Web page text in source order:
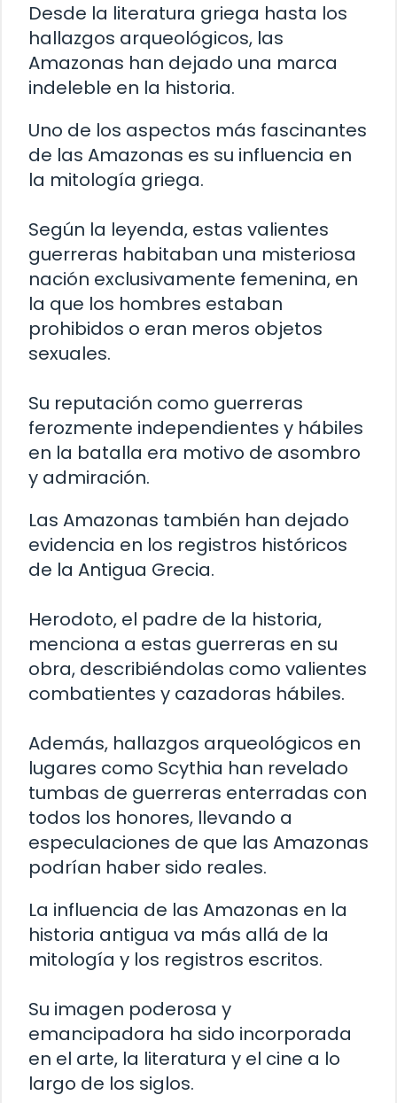
Desde la literatura griega hasta los
hallazgos arqueológicos, las
Amazonas han dejado una marca
indeleble en la historia.
Uno de los aspectos más fascinantes
de las Amazonas es su influencia en
la mitología griega.
Según la leyenda, estas valientes
guerreras habitaban una misteriosa
nación exclusivamente femenina, en
la que los hombres estaban
prohibidos o eran meros objetos
sexuales.
Su reputación como guerreras
ferozmente independientes y hábiles
en la batalla era motivo de asombro
y admiración.
Las Amazonas también han dejado
evidencia en los registros históricos
de la Antigua Grecia.
Herodoto, el padre de la historia,
menciona a estas guerreras en su
obra, describiéndolas como valientes
combatientes y cazadoras hábiles.
Además, hallazgos arqueológicos en
lugares como Scythia han revelado
tumbas de guerreras enterradas con
todos los honores, llevando a
especulaciones de que las Amazonas
podrían haber sido reales.
La influencia de las Amazonas en la
historia antigua va más allá de la
mitología y los registros escritos.
Su imagen poderosa y
emancipadora ha sido incorporada
en el arte, la literatura y el cine a lo
largo de los siglos.